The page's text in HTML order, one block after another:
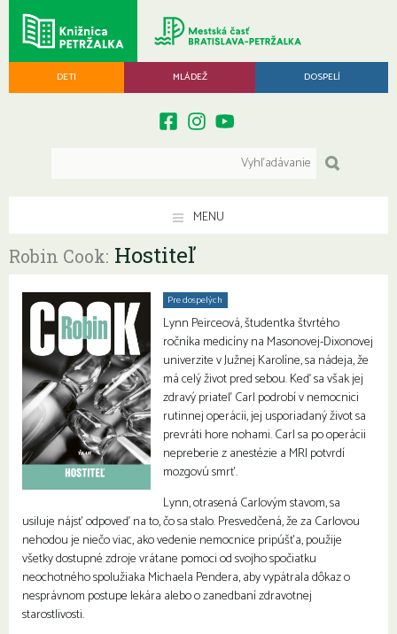
DETI MLÁDEŽ DOSPELÍ
MENU
Robin Cook: Hostiteľ
Pre dospelých
Lynn Peirceová, študentka štvrtého
ročníka medicíny na Masonovej-Dixonovej
univerzite v Južnej Karolíne, sa nádeja, že
má celý život pred sebou. Keď sa však jej
zdravý priateľ Carl podrobí v nemocnici
rutinnej operácii, jej usporiadaný život sa
prevráti hore nohami. Carl sa po operácii
nepreberie z anestézie a MRI potvrdí
mozgovú smrť.
Lynn, otrasená Carlovým stavom, sa
usiluje nájsť odpoveď na to, čo sa stalo. Presvedčená, že za Carlovou
nehodou je niečo viac, ako vedenie nemocnice pripúšťa, použije
všetky dostupné zdroje vrátane pomoci od svojho spočiatku
neochotného spolužiaka Michaela Pendera, aby vypátrala dôkaz o
nesprávnom postupe lekára alebo o zanedbaní zdravotnej
starostlivosti.